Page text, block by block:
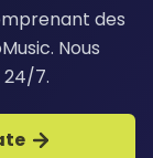
des
Nous
24/7.